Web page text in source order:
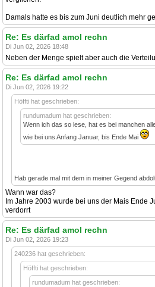
Damals hatte es bis zum Juni deutlich mehr
Re: Es därfad amol rechn
Di Jun 02, 2026 18:48
Neben der Menge spielt aber auch die
Re: Es därfad amol rechn
Di Jun 02, 2026 19:22
Höffti hat geschrieben:
rundumadum hat geschrieben:
Wenn ich das so lese, hat es bei manchen
wie bei uns Anfang Januar, bis Ende Mai
Hab gerade mal mit dem in meiner Gegend
Wann war das?
Im Jahre 2003 wurde bei uns der Mais Ende
verdorrt
Re: Es därfad amol rechn
Di Jun 02, 2026 19:23
240236 hat geschrieben:
Höffti hat geschrieben:
rundumadum hat geschrieben: